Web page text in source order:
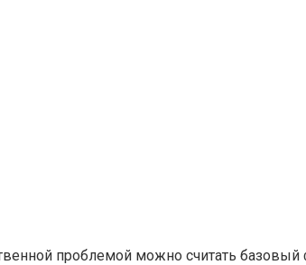
проблемой можно считать базовый